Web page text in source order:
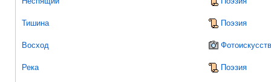
Тишина Поэзия
Восход
Река Поэзия